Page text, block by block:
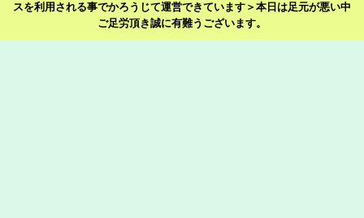
スを利用される事でかろうじて運営できています＞本日は足元が悪い中
ご足労頂き誠に有難うございます。